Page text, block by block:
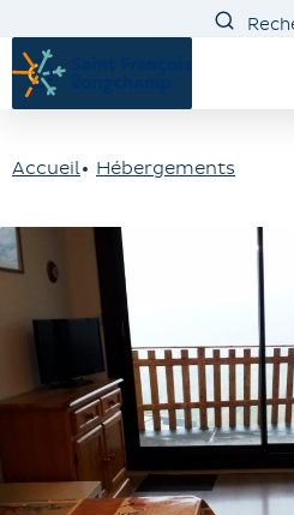
Accueil Hébergements